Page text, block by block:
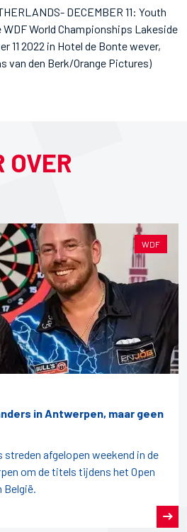
OVER
WDF
in Antwerpen, maar geen
streden afgelopen weekend in de
om de titels tijdens het Open